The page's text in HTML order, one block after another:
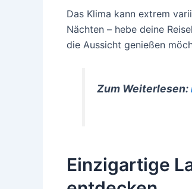
Das Klima kann extrem
Nächten – hebe deine
die Aussicht genießen
Zum Weiterlesen:
Einzigartige